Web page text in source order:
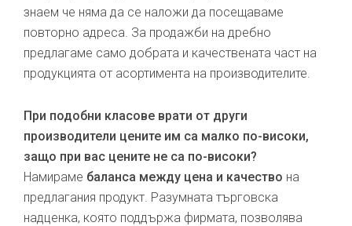
знаем че няма да се наложи да посещаваме
повторно адреса. За продажби на дребно
предлагаме само добрата и качествената част на
продукцията от асортимента на производителите.
При подобни класове врати от други
производители цените им са малко по-високи,
защо при вас цените не са по-високи?
Намираме баланса между цена и качество на
предлагания продукт. Разумната търговска
надценка, която поддържа фирмата, позволява